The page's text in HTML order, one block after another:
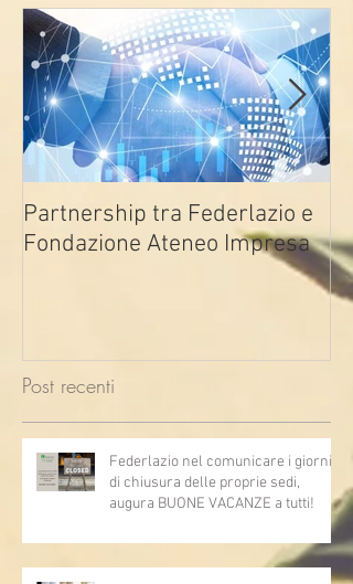
Partnership tra Federlazio e
Fondazione Ateneo Impresa
Post recenti
Federlazio nel comunicare i giorni
di chiusura delle proprie sedi,
augura BUONE VACANZE a tutti!